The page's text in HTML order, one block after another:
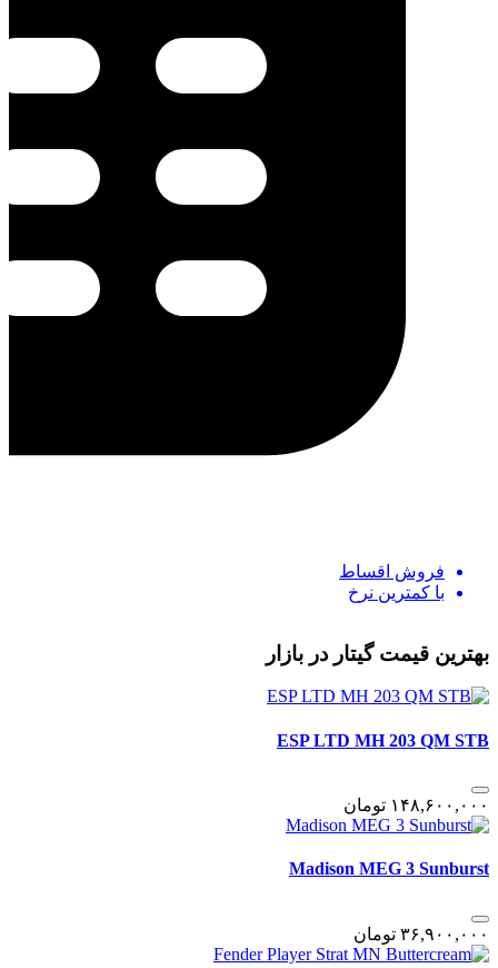
فروش اقساط
با کمترین نرخ
بهترین قیمت گیتار در بازار
ESP LTD MH 203 QM STB
١۴٨,۶٠٠,٠٠٠ تومان
Madison MEG 3 Sunburst
٣۶,٩٠٠,٠٠٠ تومان